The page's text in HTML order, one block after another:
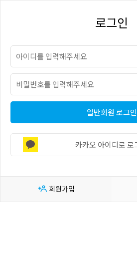
로그인
일반회원 로그인
카카오 아이디로 로
회원가입